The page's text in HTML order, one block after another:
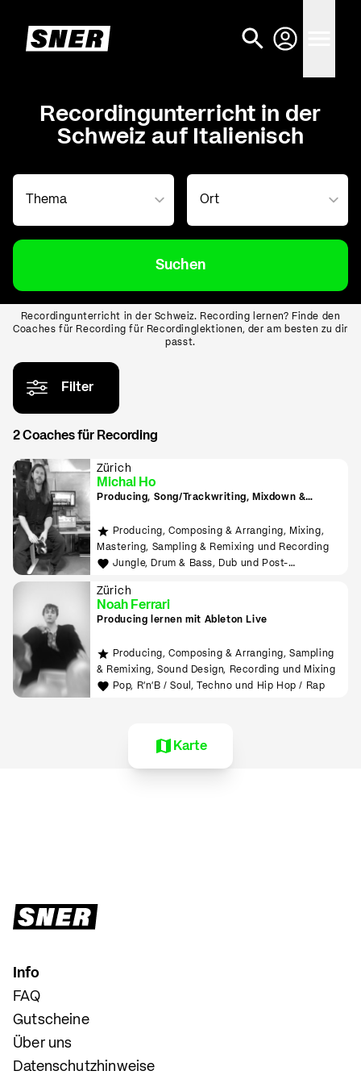
Recordingunterricht in der
Schweiz auf Italienisch
Suchen
Recordingunterricht in der Schweiz. Recording lernen? Finde den
Coaches für Recording für Recordinglektionen, der am besten zu dir
passt.
Filter
2 Coaches für Recording
Zürich
Michal Ho
Producing, Song/Trackwriting, Mixdown &
Tools sowie Live-Auftritte planen und
durchführen lernen
Producing, Composing & Arranging, Mixing,
Mastering, Sampling & Remixing und Recording
Jungle, Drum & Bass, Dub und Post-
Zürich
Noah Ferrari
Producing lernen mit Ableton Live
Producing, Composing & Arranging, Sampling
& Remixing, Sound Design, Recording und Mixing
Pop, R'n'B / Soul, Techno und Hip Hop / Rap
Karte
Info
FAQ
Gutscheine
Über uns
Datenschutzhinweise